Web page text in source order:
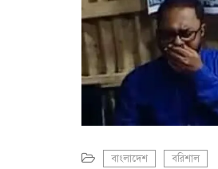
বাংলাদেশ বরিশাল